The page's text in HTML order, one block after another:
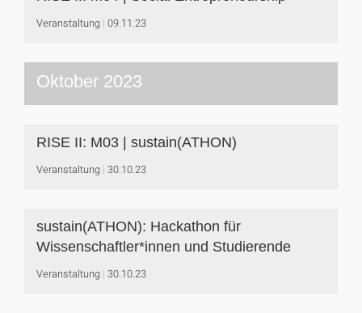
Veranstaltung 09.11.23
Oktober 2023
RISE II: M03 | sustain(ATHON)
Veranstaltung 30.10.23
sustain(ATHON): Hackathon für
Wissenschaftler*innen und Studierende
Veranstaltung 30.10.23